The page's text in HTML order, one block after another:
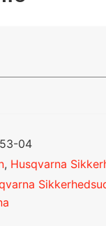
04
, Husqvarna